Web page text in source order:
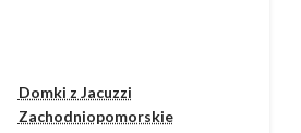
Domki z Jacuzzi
Zachodniopomorskie